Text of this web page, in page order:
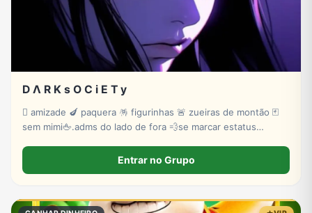
D Λ R K s O C i E T y
🫟 amizade 🍆 paquera 🪅 figurinhas 🚨 zueiras de montão 🃏
sem mimi🖕.adms do lado de fora 💨se marcar estatus
Entrar no Grupo